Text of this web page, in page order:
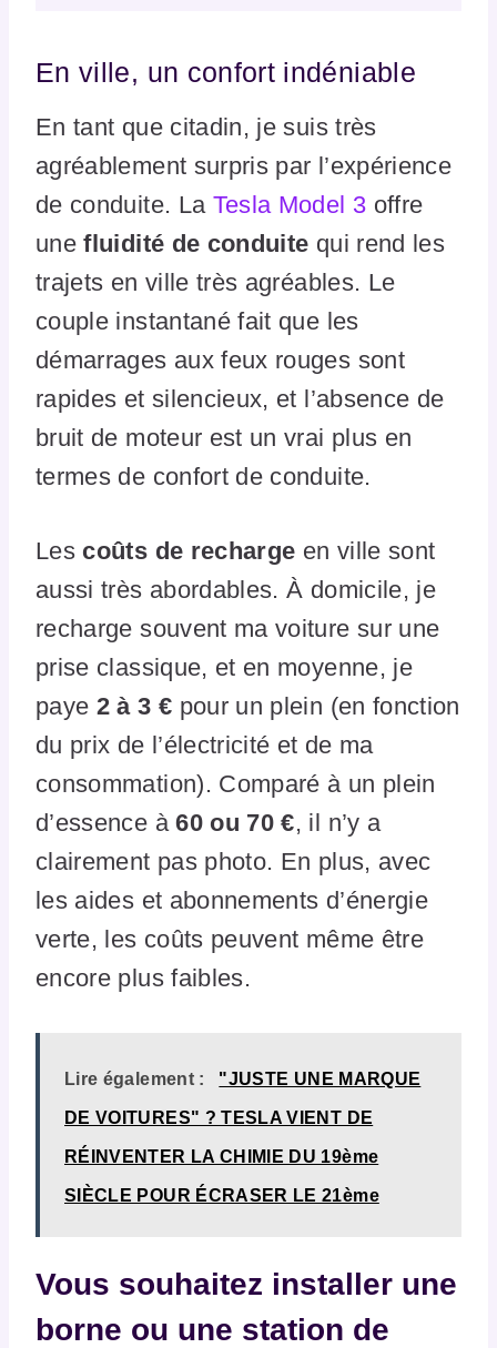
En ville, un confort indéniable
En tant que citadin, je suis très
agréablement surpris par l’expérience
de conduite. La Tesla Model 3 offre
unefluidité de conduite qui rend les
trajets en ville très agréables. Le
couple instantané fait que les
démarrages aux feux rouges sont
rapides et silencieux, et l’absence de
bruit de moteur est un vrai plus en
termes de confort de conduite.
Les coûts de recharge en ville sont
aussi très abordables. À domicile, je
recharge souvent ma voiture sur une
prise classique, et en moyenne, je
paye 2 à 3 € pour un plein (en fonction
du prix de l’électricité et de ma
consommation). Comparé à un plein
d’essence à60 ou 70 €, il n’y a
clairement pas photo. En plus, avec
les aides et abonnements d’énergie
verte, les coûts peuvent même être
encore plus faibles.
Lire également : "JUSTE UNE MARQUE
DE VOITURES" ? TESLA VIENT DE
RÉINVENTER LA CHIMIE DU 19ème
SIÈCLE POUR ÉCRASER LE 21ème
Vous souhaitez installer une
borne ou une station de